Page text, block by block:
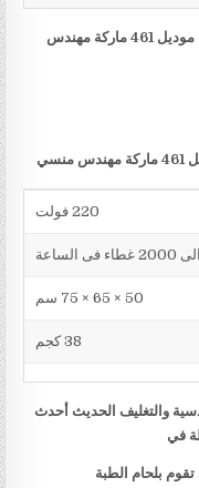
المرحلة الثانية: ماكينة غلق أغطية عبوات الزيت موديل 461 ماركة مهندس
220 فولت
50 × 65 × 75 سم
38 كجم
والتغليف الحديث أحدث
في
بلحام الطبة